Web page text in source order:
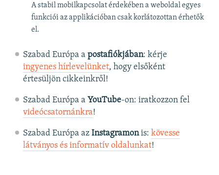
A stabil mobilkapcsolat érdekében a weboldal egyes
funkciói az applikációban csak korlátozottan érhetők
el.
Szabad Európa a postafiókjában: kérje
ingyenes hírlevelünket, hogy elsőként
értesüljön cikkeinkről!
Szabad Európa a YouTube-on: iratkozzon fel
videócsatornánkra!
Szabad Európa az Instagramonis: kövesse
látványos és informatív oldalunkat! ​